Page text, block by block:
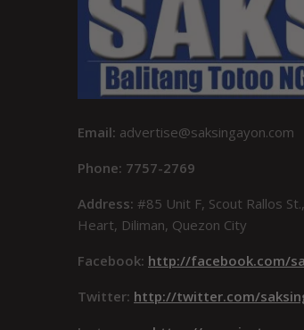
Email: advertise@saksingayon.com
Phone: 7757-2769
Address: #85 Unit F, Scout Rallos
Heart, Diliman, Quezon City
Facebook: http://facebook.com/
Twitter: http://twitter.com/